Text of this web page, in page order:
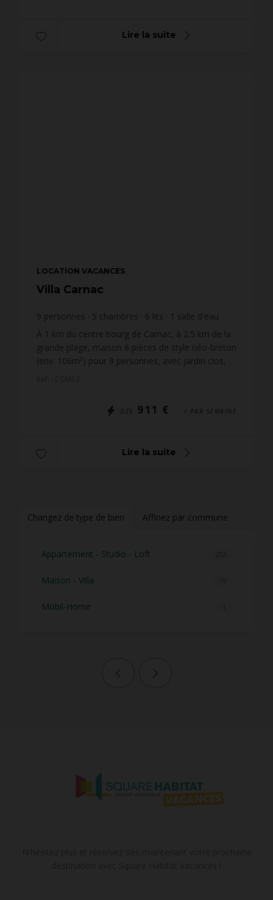
Lire la suite
LOCATION VACANCES
Villa Carnac
9 personnes 5 chambres 6 lits 1 salle d'eau
1 salle de bain
À 1 km du centre bourg de Carnac, à 2.5 km de la
grande plage, maison 6 pièces de style néo-breton
(env. 106m²) pour 9 personnes, avec jardin clos,
DÈS 911 € / PAR SEMAINE
Lire la suite
Changez de type de bien Affinez par commune
Appartement - Studio - Loft
Maison - Villa
Mobil-Home
Page précédente